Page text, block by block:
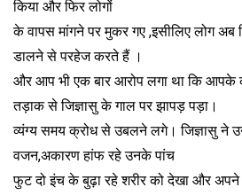
किया और फिर लोगों
के वापस मांगने पर मुकर गए ,इसीलिए लोग
डालने से परहेज करते हैं ।
और आप भी एक बार आरोप लगा था कि आपके
तड़ाक से जिज्ञासु के गाल पर झापड़ पड़ा।
व्यंग्य समय क्रोध से उबलने लगे। जिज्ञासु ने
वजन,अकारण हांफ रहे उनके पांच
फुट दो इंच के बुढ़ा रहे शरीर को देखा और